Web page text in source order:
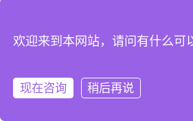
欢迎来到本网站，请问有什么可
现在咨询 稍后再说